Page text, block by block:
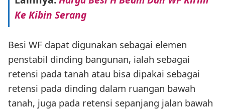
Ke Kibin Serang
Besi WF dapat digunakan sebagai elemen
penstabil dinding bangunan, ialah sebagai
retensi pada tanah atau bisa dipakai sebagai
retensi pada dinding dalam ruangan bawah
tanah, juga pada retensi sepanjang jalan bawah